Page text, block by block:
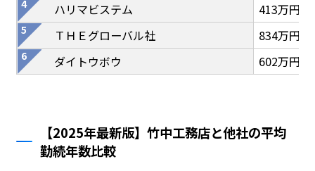
ハリマビステム
413万円
ＴＨＥグローバル社
834万円
ダイトウボウ
602万円
【2025年最新版】竹中工務店と他社の平均
勤続年数比較